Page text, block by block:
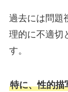
過去には問題
理的に不適切
す。
特に、性的描